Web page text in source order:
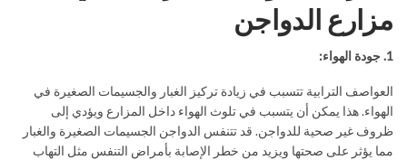
مزارع الدواجن
1. جودة الهواء:
العواصف الترابية تتسبب في زيادة تركيز الغبار والجسيمات الصغيرة في
الهواء. هذا يمكن أن يتسبب في تلوث الهواء داخل المزارع ويؤدي إلى
ظروف غير صحية للدواجن. قد تتنفس الدواجن الجسيمات الصغيرة والغبار
مما يؤثر على صحتها ويزيد من خطر الإصابة بأمراض التنفس مثل التهاب